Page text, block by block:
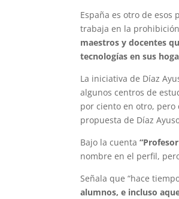
España es otro de esos
trabaja en la
maestros y docentes
tecnologías en sus
La iniciativa de Díaz
algunos centros de
por ciento en otro,
propuesta de Díaz
Bajo la cuenta
nombre en el perfil,
Señala que “hace
alumnos, e incluso